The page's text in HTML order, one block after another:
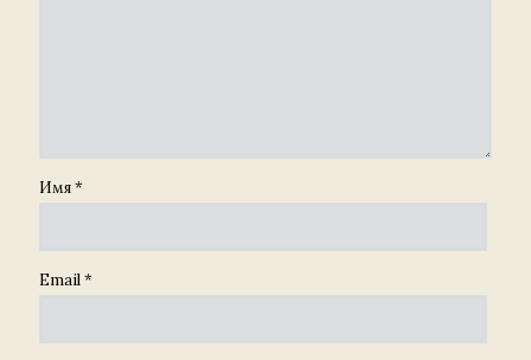
Имя*
Email*